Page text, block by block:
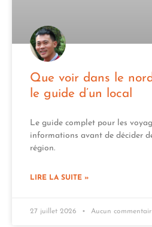
Que voir dans le
le guide d’un local
Le guide complet pour les
informations avant de décider
région.
LIRE LA SUITE »
27 juillet 2026 Aucun